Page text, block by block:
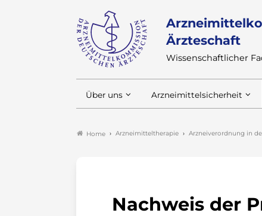
Ärzteschaft
Wissenschaftlicher
Über uns Arzneimittelsicherheit
Home Arzneimitteltherapie Arzneiverordnung in
Nachweis der